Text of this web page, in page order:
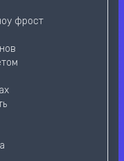
фрост